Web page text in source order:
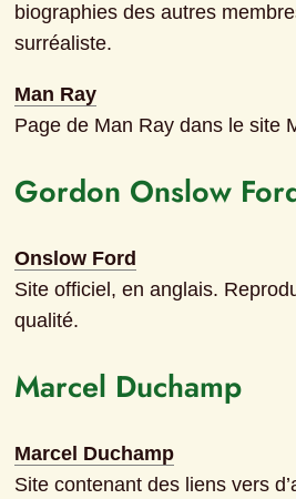
biographies des autres
surréaliste.
Man Ray
Page de Man Ray dans le site
Gordon Onslow
Onslow Ford
Site officiel, en anglais.
qualité.
Marcel Duchamp
Marcel Duchamp
Site contenant des liens vers